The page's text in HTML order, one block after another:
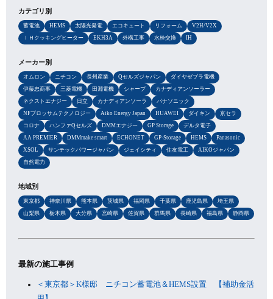
カテゴリ別
蓄電池 HEMS 太陽光発電 エコキュート リフォーム
V2H/V2X
ＩＨクッキングヒーター
EKH3A 外構工事 水栓交換 IH
メーカー別
オムロン ニチコン 長州産業 Qセルズジャパン
ダイヤゼブラ電機
伊藤忠商事
三菱電機 田淵電機 シャープ
カナディアンソーラー
ネクストエナジー
日立 カナディアンソーラ
パナソニック
NFブロッサムテクノロジー
Aiko Energy Japan HUAWEI ダイキン
京セラ
コロナ
ハンファQセルズ DMMエナジー GP Storage
デルタ電子
AA PREMIER
DMMmake smart ECHONET GP-Storage HEMS
Panasonic
XSOL
サンテックパワージャパン ジェイシティ 住友電工
AIKOジャパン
自然電力
地域別
東京都 神奈川県 熊本県 茨城県 福岡県 千葉県 鹿児島県
埼玉県
山梨県
栃木県 大分県 宮崎県 佐賀県 群馬県 長崎県 福島県 静岡県
最新の施工事例
＜東京都＞K様邸 ニチコン蓄電池＆HEMS設置 【補助金活